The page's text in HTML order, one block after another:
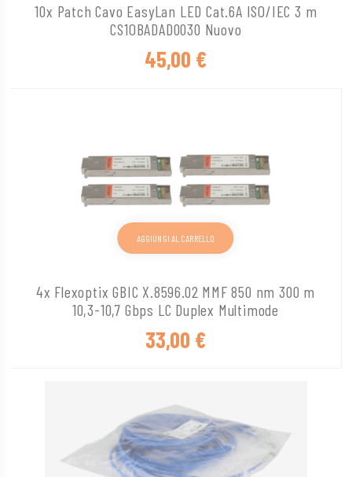
10x Patch Cavo EasyLan LED Cat.6A ISO/IEC 3 m
CS1OBADAD0030 Nuovo
45,00 €
4x Flexoptix GBIC X.8596.02 MMF 850 nm 300 m
10,3-10,7 Gbps LC Duplex Multimode
33,00 €
AGGIUNGI AL CARRELLO